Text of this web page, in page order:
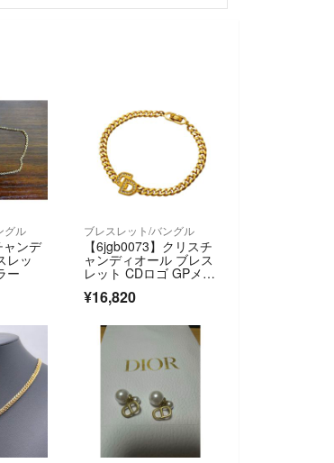
グル
ンデ
レッ
ー
ブレスレット/バングル
【6jgb0073】クリスチ
ャンディオール ブレス
レット CDロゴ GPメッ
キ ラインストーン ゴ
ールド【中古】レディ
¥16,820